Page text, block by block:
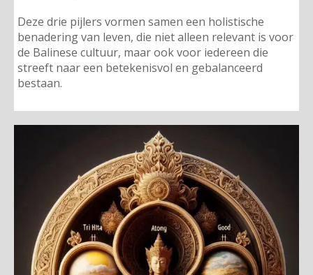
Deze drie pijlers vormen samen een holistische
benadering van leven, die niet alleen relevant is voor
de Balinese cultuur, maar ook voor iedereen die
streeft naar een betekenisvol en gebalanceerd
bestaan.